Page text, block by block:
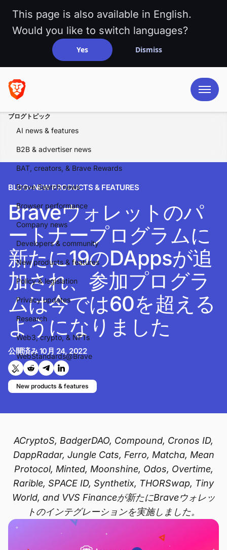
This page is also available in English.
Would you like to switch languages?
Yes Dismiss
ブログトピック
AI news & features
B2B & advertiser news
BAT, creators, & Brave Rewards
Brave Search news
Browser performance
Company news
Developers & community
New products & features
Policy & legislation
Privacy updates
Research
Web3, crypto, & NFTs
WebStandards@Brave
BLOG>NEW PRODUCTS & FEATURES
Braveウォレットのパ
ートナープログラムに
新たに19のDAppsが追
加され、参加プログラ
ムは今では60を超える
ようになりました
公開済み10月 24, 2022
Twitterで共有する
Reddit で共有
Telegramで共有
LinkedInで共有
New products & features
ACryptoS, BadgerDAO, Compound, Cronos ID,
DappRadar, Jungle Cats, Ferro, Matcha, Mean
Protocol, Minted, Moonshine, Odos, Overtime,
Rarible, SPACE ID, Synthetix, THORSwap, Tiny
World, and VVS Financeが新たにBraveウォレッ
トのインテグレーションを実施しました。